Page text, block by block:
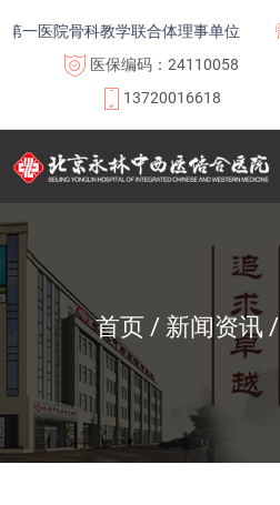
骨科教学联合体理事单位
大
医保编码：24110058
13720016618
首页 新闻资讯